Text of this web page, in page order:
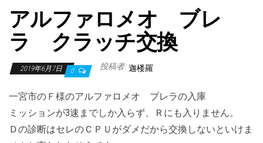
アルファロメオ ブレ
ラ クラッチ交換
2019年6月7日 0 投稿者: 迦楼羅
一宮市のＦ様のアルファロメオ ブレラの入庫
ミッションが3速までしか入らず、Ｒにも入りません。
Ｄの診断はセレのＣＰＵがダメだから交換しないといけま